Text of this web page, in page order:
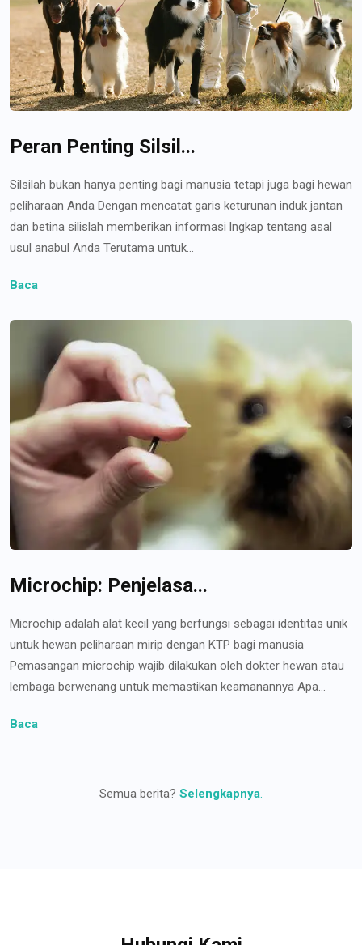
Peran Penting Silsil...
Silsilah bukan hanya penting bagi manusia tetapi juga bagi hewan
peliharaan Anda Dengan mencatat garis keturunan induk jantan
dan betina silislah memberikan informasi lngkap tentang asal
usul anabul Anda Terutama untuk...
Baca
Microchip: Penjelasa...
Microchip adalah alat kecil yang berfungsi sebagai identitas unik
untuk hewan peliharaan mirip dengan KTP bagi manusia
Pemasangan microchip wajib dilakukan oleh dokter hewan atau
lembaga berwenang untuk memastikan keamanannya Apa...
Baca
Semua berita? Selengkapnya.